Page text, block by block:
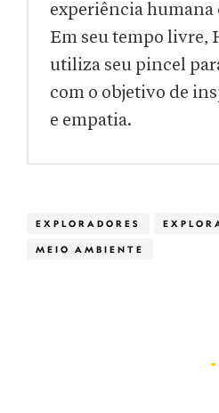
experiência
Em seu tempo livre,
utiliza seu pincel
com o objetivo de
e empatia.
EXPLORADORES
MEIO AMBIENTE